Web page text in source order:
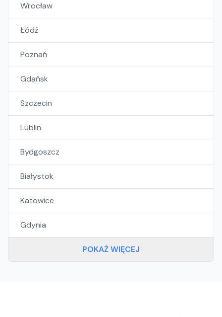
Wrocław
Łódź
Poznań
Gdańsk
Szczecin
Lublin
Bydgoszcz
Białystok
Katowice
Gdynia
POKAŻ WIĘCEJ